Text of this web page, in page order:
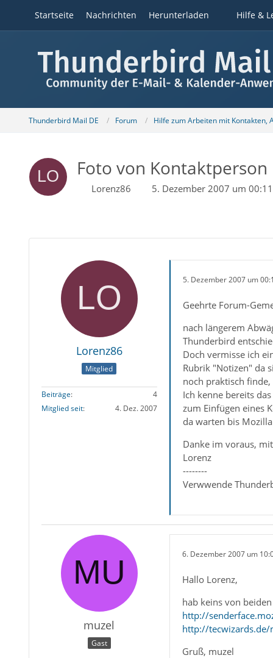
Startseite Nachrichten Herunterladen Hilfe &
Thunderbird Mail DE Forum Hilfe zum Arbeiten mit Kontakten,
Foto von
Lorenz86 5. Dezember 2007 um 00:11
Lorenz86
Mitglied
Beiträge
4
Mitglied seit
4. Dez. 2007
5. Dezember 2007 um
Geehrte Forum-
nach längerem
Thunderbird
Doch vermisse ich
Rubrik "Notizen" da
noch praktisch
Ich kenne bereits
zum Einfügen eines
da warten bis
Danke im voraus,
Lorenz
--------
Verwwende
muzel
Gast
6. Dezember 2007 um
Hallo Lorenz,
hab keins von
http://
http://tecwizards.de/
Gruß, muzel